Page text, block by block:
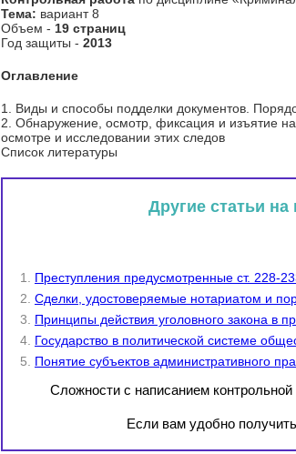
Тема: вариант 8
Объем - 19 страниц
Год защиты - 2013
Оглавление
1. Виды и способы подделки документов.
2. Обнаружение, осмотр, фиксация и изъятие
осмотре и исследовании этих следов
Список литературы
Другие статьи
Преступления предусмотренные ст. 228-
Сделки, удостоверяемые нотариатом и
Принципы действия уголовного закона в
Государство в политической системе
Понятие субъектов административного
Сложности с написанием
Если вам удобно